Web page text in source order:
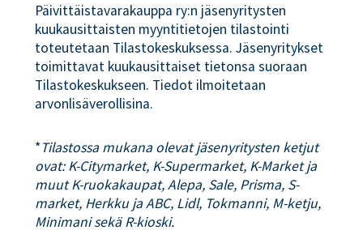
Päivittäistavarakauppa ry:n jäsenyritysten
kuukausittaisten myyntitietojen tilastointi
toteutetaan Tilastokeskuksessa. Jäsenyritykset
toimittavat kuukausittaiset tietonsa suoraan
Tilastokeskukseen. Tiedot ilmoitetaan
arvonlisäverollisina.
*Tilastossa mukana olevat jäsenyritysten ketjut
ovat: K-Citymarket, K-Supermarket, K-Market ja
muut K-ruokakaupat, Alepa, Sale, Prisma, S-
market, Herkku ja ABC, Lidl, Tokmanni, M-ketju,
Minimani sekä R-kioski.